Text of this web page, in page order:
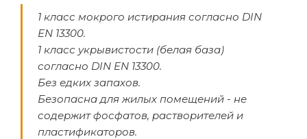
1 класс мокрого истирания согласно DIN
EN 13300.
1 класс укрывистости (белая база)
согласно DIN EN 13300.
Без едких запахов.
Безопасна для жилых помещений - не
содержит фосфатов, растворителей и
пластификаторов.